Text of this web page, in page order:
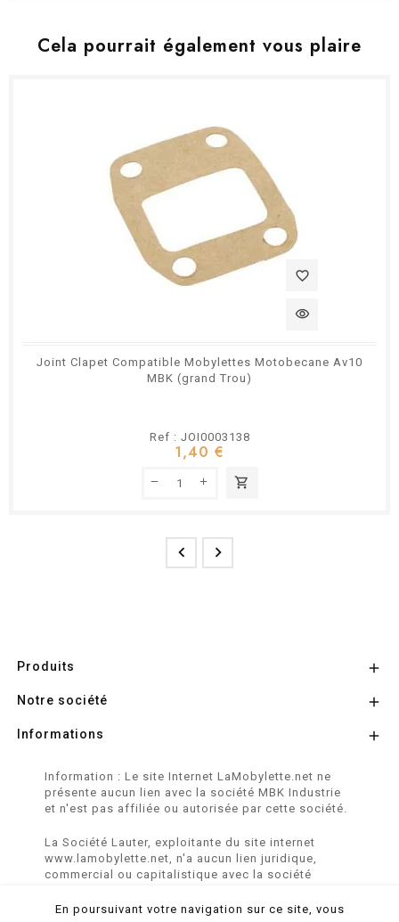
Cela pourrait également vous plaire
favorite_border
visibility
Joint Clapet Compatible Mobylettes Motobecane Av10
MBK (grand Trou)
Ref : JOI0003138
1,40 €
shopping_cart
 
Produits 
Notre société 
Informations 
Information : Le site Internet LaMobylette.net ne
présente aucun lien avec la société MBK Industrie
et n'est pas affiliée ou autorisée par cette société.
La Société Lauter, exploitante du site internet
www.lamobylette.net, n'a aucun lien juridique,
commercial ou capitalistique avec la société
marques SOLEX, VELOSOLEX, SOLEXINE et E-
En poursuivant votre navigation sur ce site, vous